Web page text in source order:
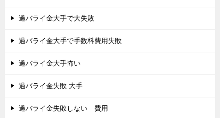
過バライ金大手で大失敗
過バライ金大手で手数料費用失敗
過バライ金大手怖い
過バライ金失敗 大手
過バライ金失敗しない 費用